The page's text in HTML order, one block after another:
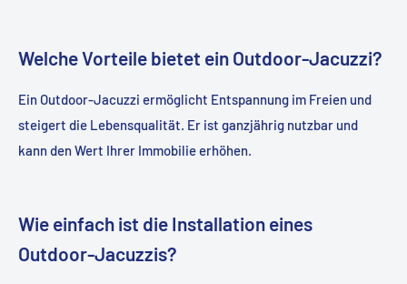
Welche Vorteile bietet ein Outdoor-Jacuzzi?
Ein Outdoor-Jacuzzi ermöglicht Entspannung im Freien und
steigert die Lebensqualität. Er ist ganzjährig nutzbar und
kann den Wert Ihrer Immobilie erhöhen.
Wie einfach ist die Installation eines
Outdoor-Jacuzzis?